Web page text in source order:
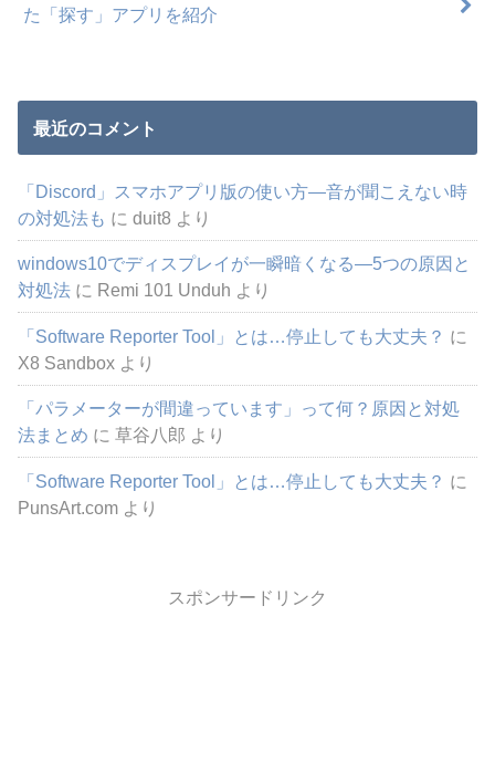
た「探す」アプリを紹介
最近のコメント
「Discord」スマホアプリ版の使い方―音が聞こえない時
の対処法も にduit8 より
windows10でディスプレイが一瞬暗くなる―5つの原因と
対処法 に Remi 101 Unduh より
「Software Reporter Tool」とは…停止しても大丈夫？ に
X8 Sandbox より
「パラメーターが間違っています」って何？原因と対処
法まとめ に草谷八郎 より
「Software Reporter Tool」とは…停止しても大丈夫？ に
PunsArt.com より
スポンサードリンク